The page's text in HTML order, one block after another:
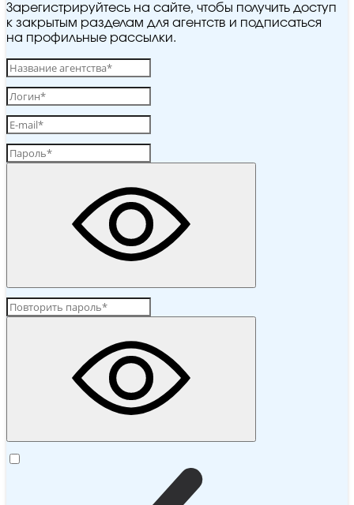
Зарегистрируйтесь на сайте, чтобы получить доступ
к закрытым разделам для агентств и подписаться
на профильные рассылки.